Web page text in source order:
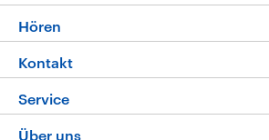
Programm
Die Nachrichten
Nachrichtenleicht
Hören
Livestream
Podcasts
Kontakt
Hörerservice
Service
FAQ
Über uns